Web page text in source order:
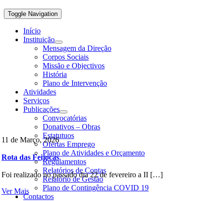
Toggle Navigation
Início
Instituição
Mensagem da Direção
Corpos Sociais
Missão e Objectivos
História
Plano de Intervenção
Atividades
Serviços
Publicações
Convocatórias
Donativos – Obras
Estatutuos
Ofertas Emprego
Plano de Atividades e Orçamento
Regulamentos
Relatórios de Contas
Relatório de Gestão
Plano de Contingência COVID 19
Contactos
11 de Março, 2026
Rota das Feijocas
Foi realizado no passado dia 22 de fevereiro a II […]
Ver Mais